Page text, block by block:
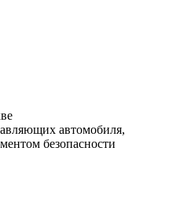
автомобиля,
безопасности